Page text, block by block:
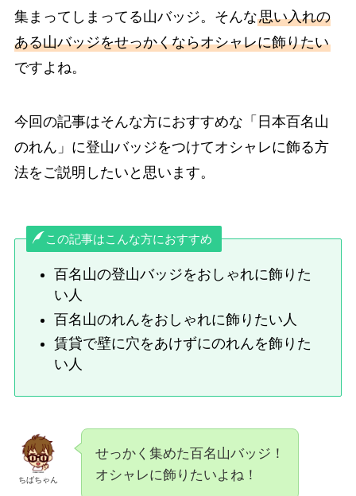
集まってしまってる山バッジ。そんな思い入れの
ある山バッジをせっかくならオシャレに飾りたい
ですよね。
今回の記事はそんな方におすすめな「日本百名山
のれん」に登山バッジをつけてオシャレに飾る方
法をご説明したいと思います。
この記事はこんな方におすすめ
百名山の登山バッジをおしゃれに飾りた
い人
百名山のれんをおしゃれに飾りたい人
賃貸で壁に穴をあけずにのれんを飾りた
い人
ちばちゃん
せっかく集めた百名山バッジ！
オシャレに飾りたいよね！